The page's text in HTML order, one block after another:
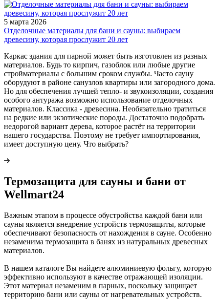
5 марта 2026
Отделочные материалы для бани и сауны: выбираем
древесину, которая прослужит 20 лет
Каркас здания для парной может быть изготовлен из разных
материалов. Будь то кирпич, газоблок или любые другие
стройматериалы с большим сроком службы. Часто сауну
оборудуют в районе санузлов квартиры или загородного дома.
Но для обеспечения лучшей тепло- и звукоизоляции, создания
особого антуража возможно использование отделочных
материалов. Классика - древесина. Необязательно тратиться
на редкие или экзотические породы. Достаточно подобрать
недорогой вариант дерева, которое растёт на территории
нашего государства. Поэтому не требует импортирования,
имеет доступную цену. Что выбрать?
Термозащита для сауны и бани от
Wellmart24
Важным этапом в процессе обустройства каждой бани или
сауны является внедрение устройств термозащиты, которые
обеспечивают безопасность от нахождения в сауне. Особенно
незаменима термозащита в банях из натуральных древесных
материалов.
В нашем каталоге Вы найдете алюминиевую фольгу, которую
эффективно используют в качестве отражающей изоляции.
Этот материал незаменим в парных, поскольку защищает
территорию бани или сауны от нагревательных устройств.